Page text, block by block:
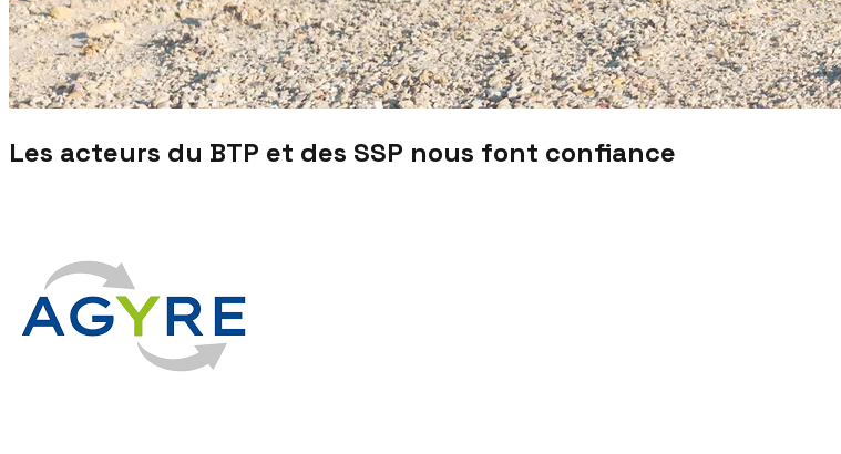
Les acteurs du BTP et des SSP nous font confiance